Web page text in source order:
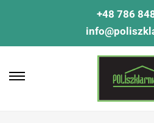
+48 786